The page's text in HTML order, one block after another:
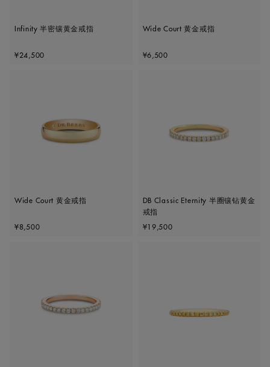
Infinity 半密镶黄金戒指
Original price
¥24,500
Wide Court 黄金戒指
Original price
¥6,500
Wide Court 黄金戒指
Original price
¥8,500
DB Classic Eternity 半圈镶钻黄金
戒指
Original price
¥19,500